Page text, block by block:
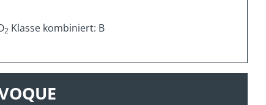
2 Klasse kombiniert: B